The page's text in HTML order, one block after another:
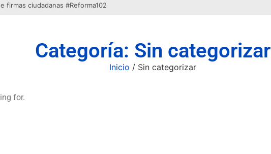
firmas ciudadanas #Reforma102
Categoría: Sin categorizar
Inicio / Sin categorizar
for.